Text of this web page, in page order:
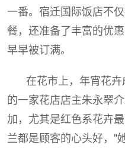
一番。宿迁国际饭店不
餐，还准备了丰富的优
早早被订满。
在花市上，年宵花
的一家花店店主朱永翠
加，尤其是红色系花卉
兰都是顾客的心头好，"